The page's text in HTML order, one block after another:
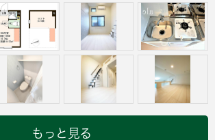
もっと見る